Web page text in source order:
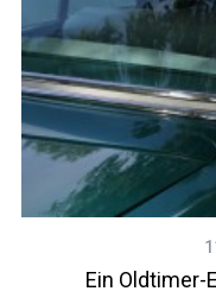
Ein Oldtimer-